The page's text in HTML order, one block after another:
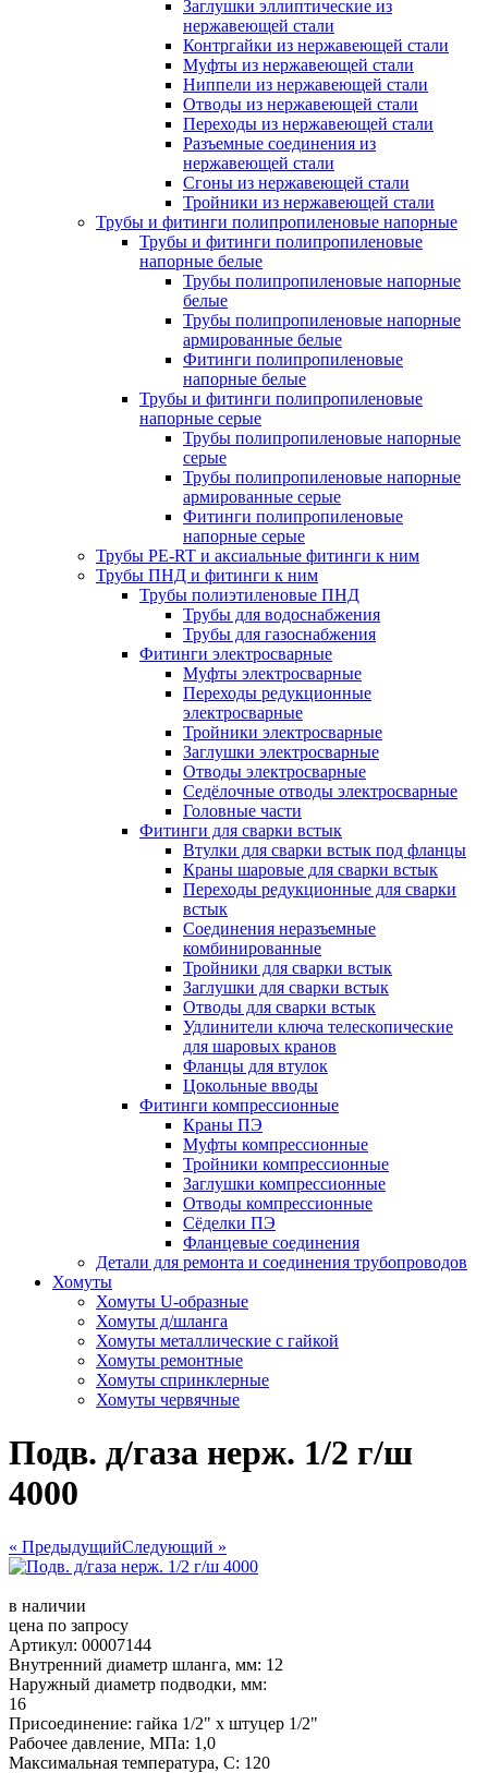
Заглушки эллиптические из
нержавеющей стали
Контргайки из нержавеющей стали
Муфты из нержавеющей стали
Ниппели из нержавеющей стали
Отводы из нержавеющей стали
Переходы из нержавеющей стали
Разъемные соединения из
нержавеющей стали
Сгоны из нержавеющей стали
Тройники из нержавеющей стали
Трубы и фитинги полипропиленовые напорные
Трубы и фитинги полипропиленовые
напорные белые
Трубы полипропиленовые напорные
белые
Трубы полипропиленовые напорные
армированные белые
Фитинги полипропиленовые
напорные белые
Трубы и фитинги полипропиленовые
напорные серые
Трубы полипропиленовые напорные
серые
Трубы полипропиленовые напорные
армированные серые
Фитинги полипропиленовые
напорные серые
Трубы PE-RT и аксиальные фитинги к ним
Трубы ПНД и фитинги к ним
Трубы полиэтиленовые ПНД
Трубы для водоснабжения
Трубы для газоснабжения
Фитинги электросварные
Муфты электросварные
Переходы редукционные
электросварные
Тройники электросварные
Заглушки электросварные
Отводы электросварные
Седёлочные отводы электросварные
Головные части
Фитинги для сварки встык
Втулки для сварки встык под фланцы
Краны шаровые для сварки встык
Переходы редукционные для сварки
встык
Соединения неразъемные
комбинированные
Тройники для сварки встык
Заглушки для сварки встык
Отводы для сварки встык
Удлинители ключа телескопические
для шаровых кранов
Фланцы для втулок
Цокольные вводы
Фитинги компрессионные
Краны ПЭ
Муфты компрессионные
Тройники компрессионные
Заглушки компрессионные
Отводы компрессионные
Сёделки ПЭ
Фланцевые соединения
Детали для ремонта и соединения трубопроводов
Хомуты
Хомуты U-образные
Хомуты д/шланга
Хомуты металлические с гайкой
Хомуты ремонтные
Хомуты спринклерные
Хомуты червячные
Подв. д/газа нерж. 1/2 г/ш
4000
« ПредыдущийСледующий »
в наличии
цена по запросу
Артикул: 00007144
Внутренний диаметр шланга, мм: 12
Наружный диаметр подводки, мм:
16
Присоединение: гайка 1/2" х штуцер 1/2"
Рабочее давление, МПа: 1,0
Максимальная температура, С: 120